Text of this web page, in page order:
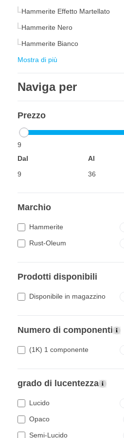
Hammerite Effetto Martellato
Hammerite Nero
Hammerite Bianco
Mostra di più
Naviga per
Prezzo
9
Dal
Al
Marchio
Hammerite
Rust-Oleum
Prodotti disponibili
Disponibile in magazzino
Numero di componenti
(1K) 1 componente
grado di lucentezza
Lucido
Opaco
Semi-Lucido